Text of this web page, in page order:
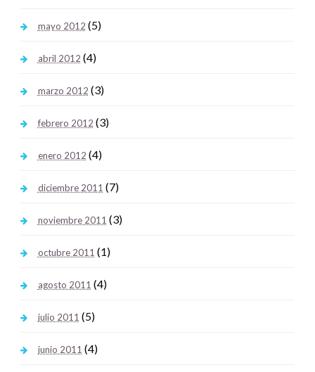
mayo 2012 (5)
abril 2012 (4)
marzo 2012 (3)
febrero 2012 (3)
enero 2012 (4)
diciembre 2011 (7)
noviembre 2011 (3)
octubre 2011 (1)
agosto 2011 (4)
julio 2011 (5)
junio 2011 (4)